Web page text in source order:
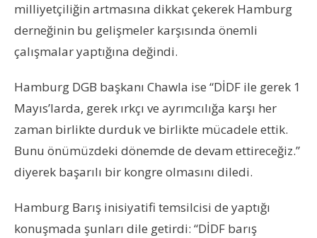
milliyetçiliğin artmasına dikkat çekerek Hamburg
derneğinin bu gelişmeler karşısında önemli
çalışmalar yaptığına değindi.
Hamburg DGB başkanı Chawla ise “DİDF ile gerek 1
Mayıs’larda, gerek ırkçı ve ayrımcılığa karşı her
zaman birlikte durduk ve birlikte mücadele ettik.
Bunu önümüzdeki dönemde de devam ettireceğiz.”
diyerek başarılı bir kongre olmasını diledi.
Hamburg Barış inisiyatifi temsilcisi de yaptığı
konuşmada şunları dile getirdi: “DİDF barış